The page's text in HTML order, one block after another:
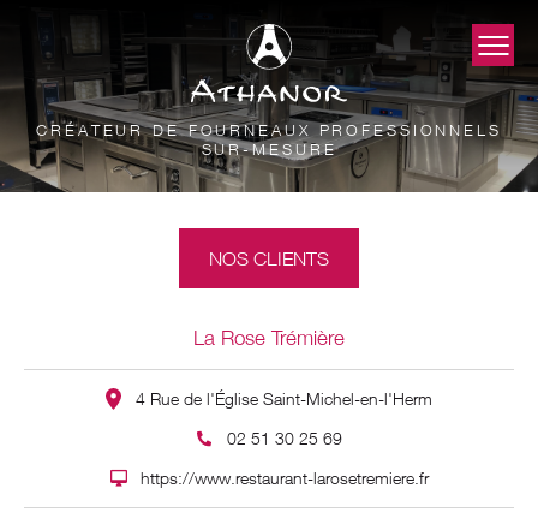
CRÉATEUR DE FOURNEAUX PROFESSIONNELS
SUR-MESURE
NOS CLIENTS
La Rose Trémière
4 Rue de l'Église Saint-Michel-en-l'Herm
02 51 30 25 69
https://www.restaurant-larosetremiere.fr